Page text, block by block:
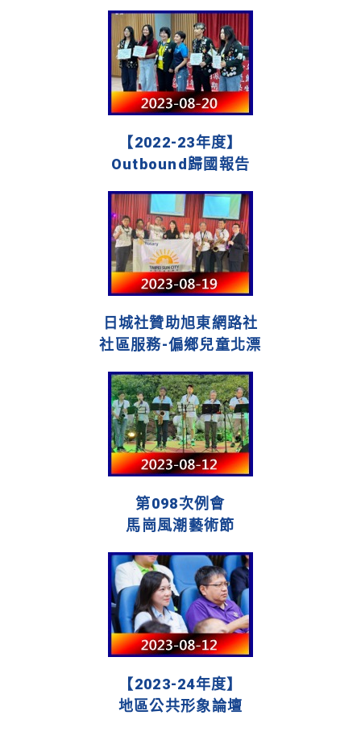
【2022-23年度】
Outbound歸國報告
日城社贊助旭東網路社
社區服務-偏鄉兒童北漂
第098次例會
馬崗風潮藝術節
【2023-24年度】
地區公共形象論壇